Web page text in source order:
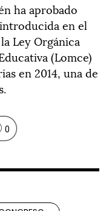
ha aprobado
en el
Ley Orgánica
(Lomce)
en 2014, una de
0